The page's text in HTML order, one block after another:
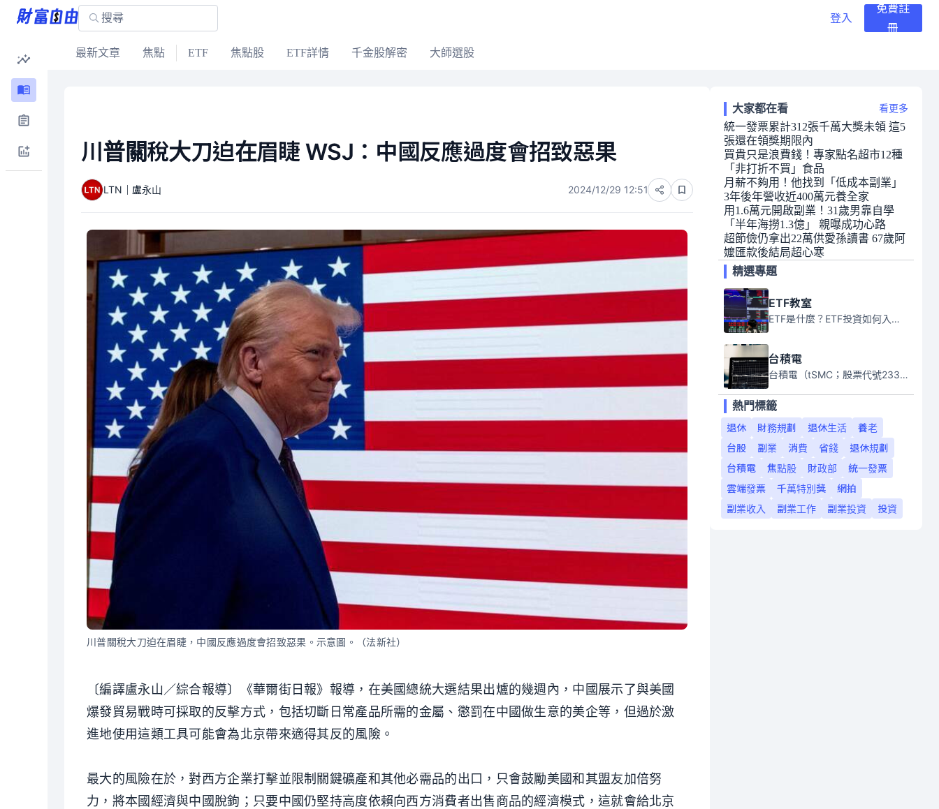
登入
免費註
冊
最新文章 焦點 ETF 焦點股 ETF詳情 千金股解密 大師選股
川普關稅大刀迫在眉睫 WSJ：中國反應過度會招致惡果
LTN｜盧永山 2024/12/29 12:51
川普關稅大刀迫在眉睫，中國反應過度會招致惡果。示意圖。（法新社）
〔編譯盧永山／綜合報導〕《華爾街日報》報導，在美國總統大選結果出爐的幾週內，中國展示了與美國
爆發貿易戰時可採取的反擊方式，包括切斷日常產品所需的金屬、懲罰在中國做生意的美企等，但過於激
進地使用這類工具可能會為北京帶來適得其反的風險。
最大的風險在於，對西方企業打擊並限制關鍵礦產和其他必需品的出口，只會鼓勵美國和其盟友加倍努
力，將本國經濟與中國脫鉤；只要中國仍堅持高度依賴向西方消費者出售商品的經濟模式，這就會給北京
大家都在看 看更多
統一發票累計312張千萬大獎未領 這5
張還在領獎期限內
買貴只是浪費錢！專家點名超市12種
「非打折不買」食品
月薪不夠用！他找到「低成本副業」
3年後年營收近400萬元養全家
用1.6萬元開啟副業！31歲男靠自學
「半年海撈1.3億」 親曝成功心路
超節儉仍拿出22萬供愛孫讀書 67歲阿
嬤匯款後結局超心寒
精選專題
ETF教室
ETF是什麼？ETF投資如何入門？本系列專題文章將會告訴你新手必須知道的ETF基礎知識。
台積電
台積電（tSMC；股票代號2330）是全球領先的半導體代工公司，成立於1987年，總部位於台灣新竹。且已於美國、日本、德國及中國設廠，台積電是全球首家專業積體電路製造服務公司，也是全球最先進和最大規模的半導體代工廠。
熱門標籤
退休
財務規劃 退休生活
養老
台股
副業 消費 省錢
退休規劃
台積電
焦點股 財政部
統一發票
雲端發票
千萬特別獎
網拍
副業收入
副業工作 副業投資 投資